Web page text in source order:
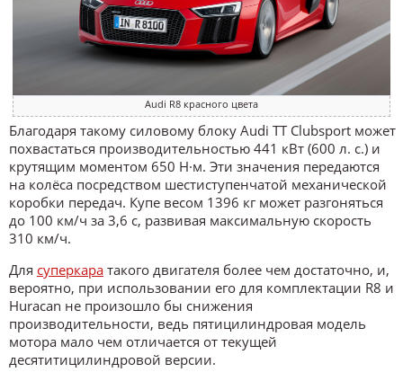
Audi R8 красного цвета
Благодаря такому силовому блоку Audi TT Clubsport может
похвастаться производительностью 441 кВт (600 л. с.) и
крутящим моментом 650 Н·м. Эти значения передаются
на колёса посредством шестиступенчатой ​​механической
коробки передач. Купе весом 1396 кг может разгоняться
до 100 км/ч за 3,6 с, развивая максимальную скорость
310 км/ч.
Для суперкара такого двигателя более чем достаточно, и,
вероятно, при использовании его для комплектации R8 и
Huracan не произошло бы снижения
производительности, ведь пятицилиндровая модель
мотора мало чем отличается от текущей
десятитицилиндровой версии.